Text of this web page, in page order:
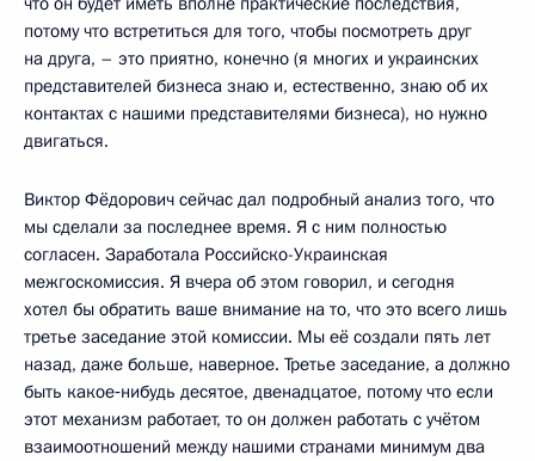
потому что встретиться для того, чтобы посмотреть друг
на друга, – это приятно, конечно (я многих и украинских
представителей бизнеса знаю и, естественно, знаю об их
контактах с нашими представителями бизнеса), но нужно
двигаться.
Виктор Фёдорович сейчас дал подробный анализ того, что
мы сделали за последнее время. Я с ним полностью
согласен. Заработала Российско-Украинская
межгоскомиссия. Я вчера об этом говорил, и сегодня
хотел бы обратить ваше внимание на то, что это всего лишь
третье заседание этой комиссии. Мы её создали пять лет
назад, даже больше, наверное. Третье заседание, а должно
быть какое‑нибудь десятое, двенадцатое, потому что если
этот механизм работает, то он должен работать с учётом
взаимоотношений между нашими странами минимум два